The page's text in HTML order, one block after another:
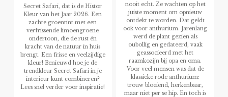
Secret Safari, dat is de Histor
Kleur van het Jaar 2026. Een
zachte groentint met een
verfrissende limoengroene
ondertoon, die de rust én
kracht van de natuur in huis
brengt. Een frisse en veelzijdige
kleur! Benieuwd hoe je de
trendkleur Secret Safari in je
interieur kunt combineren?
Lees snel verder voor inspiratie!
nooit echt. Ze wachten op het
juiste moment om opnieuw
ontdekt te worden. Dat geldt
ook voor anthurium. Jarenlang
werd de plant gezien als
oubollig en gedateerd, vaak
geassocieerd met het
raamkozijn bij opa en oma.
Voor veel mensen was dat de
klassieke rode anthurium:
trouw bloeiend, herkenbaar,
maar niet per se hip. En toch is